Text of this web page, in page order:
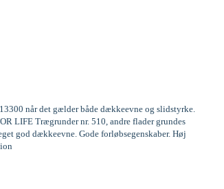
når det gælder både dækkeevne og slidstyrke.
LIFE Trægrunder nr. 510, andre flader grundes
god dækkeevne. Gode forløbsegenskaber. Høj